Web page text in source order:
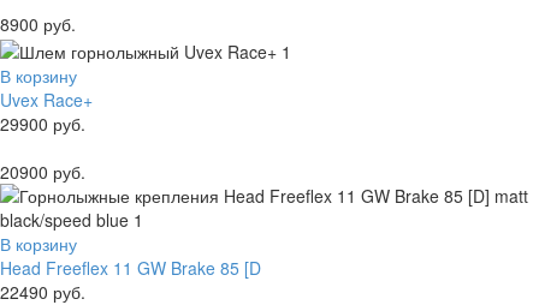
8900 руб.
В корзину
Uvex Race+
29900 руб.
20900 руб.
В корзину
Head Freeflex 11 GW Brake 85 [D
22490 руб.